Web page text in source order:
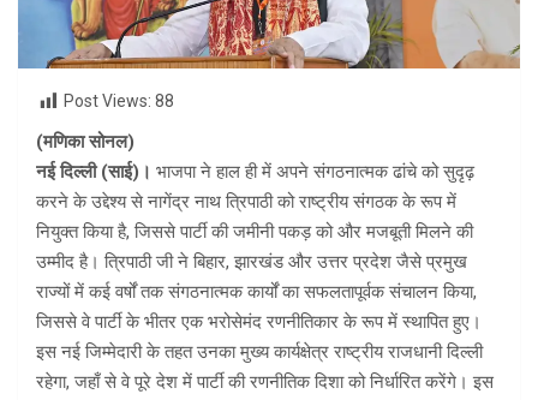
Post Views: 88
(मणिका सोनल)
नई दिल्ली (साई)। भाजपा ने हाल ही में अपने संगठनात्मक ढांचे को सुदृढ़
करने के उद्देश्य से नागेंद्र नाथ त्रिपाठी को राष्ट्रीय संगठक के रूप में
नियुक्त किया है, जिससे पार्टी की जमीनी पकड़ को और मजबूती मिलने की
उम्मीद है। त्रिपाठी जी ने बिहार, झारखंड और उत्तर प्रदेश जैसे प्रमुख
राज्यों में कई वर्षों तक संगठनात्मक कार्यों का सफलतापूर्वक संचालन किया,
जिससे वे पार्टी के भीतर एक भरोसेमंद रणनीतिकार के रूप में स्थापित हुए।
इस नई जिम्मेदारी के तहत उनका मुख्य कार्यक्षेत्र राष्ट्रीय राजधानी दिल्ली
रहेगा, जहाँ से वे पूरे देश में पार्टी की रणनीतिक दिशा को निर्धारित करेंगे। इस